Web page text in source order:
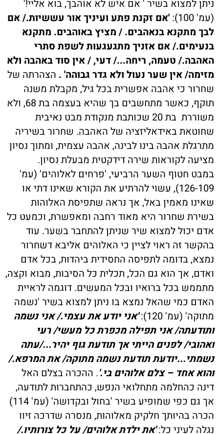
ניתן למצוא בשיר ' אם איש לא אוהבך, בוא אליי!'
(עמ' 100):
'אם זקנת פתע ועיניך אור עששיות./ אם
לבך מתקנא בנאהבים. / מציץ באוהבים. מתקנא
בנעימים./ אם אזניך מתגעגעות לשפת סתרי
האהבה./ טעמה, ריחה.../ דעי, / אין סוד באהבה ולא
מזימה/ אין שער נעול ולא גדר גבוהה' . הצהרתה של
שחרור כי אהבה אפשרית בכל גיל, מקבלת משנה
תוקף, כאשר מתחשבים בך שהיא בעצמה בת 68, ולא
משוררת בת 20 שכותבת מנקודת מבט נאיבית
שחוטאת באידאליזציה של האהבה. שחרור בשיריה
מתרגלת אהבה בינו לבינה, אהבה עצמית, ומתוך נסיון
מציעה לקוראות שירה דידקטית מבעלת נסיון.
במבט חטוף השער הרביעי, 'פרחים לאלוהים' (עמ'
126-109), עשוי להרתיע את הקורא שאינו דתי או
שאינו מאמין באל, אך נראה שתפיסת האלוהות
בשירת שחרור היא מאוד רחבה ומאפשרת, וכמעט כל
אדם יכול למצוא שיר שניתן להתחבר בשער. עוד
בהקשר זה ראוי לציין כי האלוהים אליבא דשחרור
נמצא, בדומה לתפיסה החסידית ביהדות, בכל אדם
ואדם, אך הוא גם הכל, תכלית כל הסיבות, מבוא וקצה,
מתממש בכל ברואיו ובכל המעשים. דוגמה לראיית
האדם כמי שהאל נמצא בו ניתן למצוא בשיר 'נשמה
מתוקה' (עמ' 120):
'אני יודע את עצמי./ אני נשמה
ותודעתה/ אני תפילה מכפרת כל מעשי/ רעי
ואהובי/ לפנים הייתי אך תודעת גוף יהיר.../עתה
נשמתי...יודעת תודעת נשמה מתוקה/ את המרפא./
והוא אחד – צלם אלוהים בי.'. ההכרה בצלם האל
דינה כהחלמה מתחלואי הנפש, כהתחברות לתודעה,
אך גם כפי שמופיע בשיר 'בחול ובקדושה' (עמ' 114)
הכרה בהיותך חלקיק מאלוהות, מנסרה שדרכה זיוו
נגלה לעיני כל:'את ילדת אלוהים/ על כל צורותיו./